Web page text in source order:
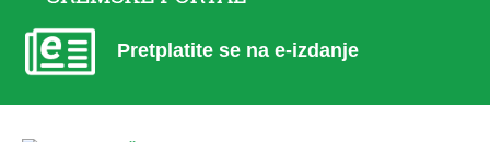
Pretplatite se na e-izdanje